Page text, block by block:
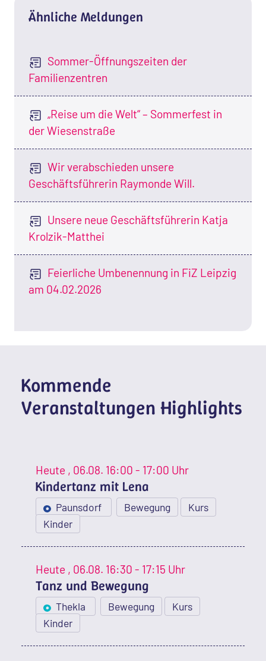
Ähnliche Meldungen
Sommer-Öffnungszeiten der
Familienzentren
„Reise um die Welt“ – Sommerfest in
der Wiesenstraße
Wir verabschieden unsere
Geschäftsführerin Raymonde Will.
Unsere neue Geschäftsführerin Katja
Krolzik-Matthei
Feierliche Umbenennung in FiZ Leipzig
am 04.02.2026
Kommende
Veranstaltungen Highlights
Heute , 06.08. 16:00 - 17:00 Uhr
Kindertanz mit Lena
Paunsdorf Bewegung
Kurs
Kinder
Heute , 06.08. 16:30 - 17:15 Uhr
Tanz und Bewegung
Thekla Bewegung
Kurs
Kinder